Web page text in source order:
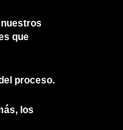
que
proceso.
los